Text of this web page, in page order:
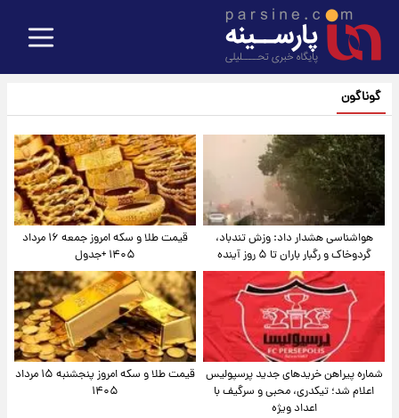
گوناگون
هواشناسی هشدار داد: وزش تندباد،
گردوخاک و رگبار باران تا ۵ روز آینده
قیمت طلا و سکه امروز جمعه ۱۶ مرداد
۱۴۰۵ +جدول
شماره پیراهن خریدهای جدید پرسپولیس
اعلام شد؛ تیکدری، محبی و سرگیف با
اعداد ویژه
قیمت طلا و سکه امروز پنجشنبه ۱۵ مرداد
۱۴۰۵